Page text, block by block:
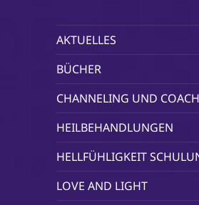
AKTUELLES
BÜCHER
CHANNELING UND
HEILBEHANDLUNGEN
HELLFÜHLIGKEIT
LOVE AND LIGHT